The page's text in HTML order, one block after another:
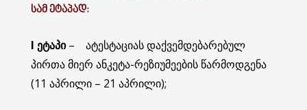
ᲡᲐᲛ ᲔᲢᲐᲞᲐᲓ:
I ეტაპი– ატესტაციას დაქვემდებარებულ
პირთა მიერ ანკეტა-რეზიუმეების წარმოდგენა
(11 აპრილი – 21 აპრილი);